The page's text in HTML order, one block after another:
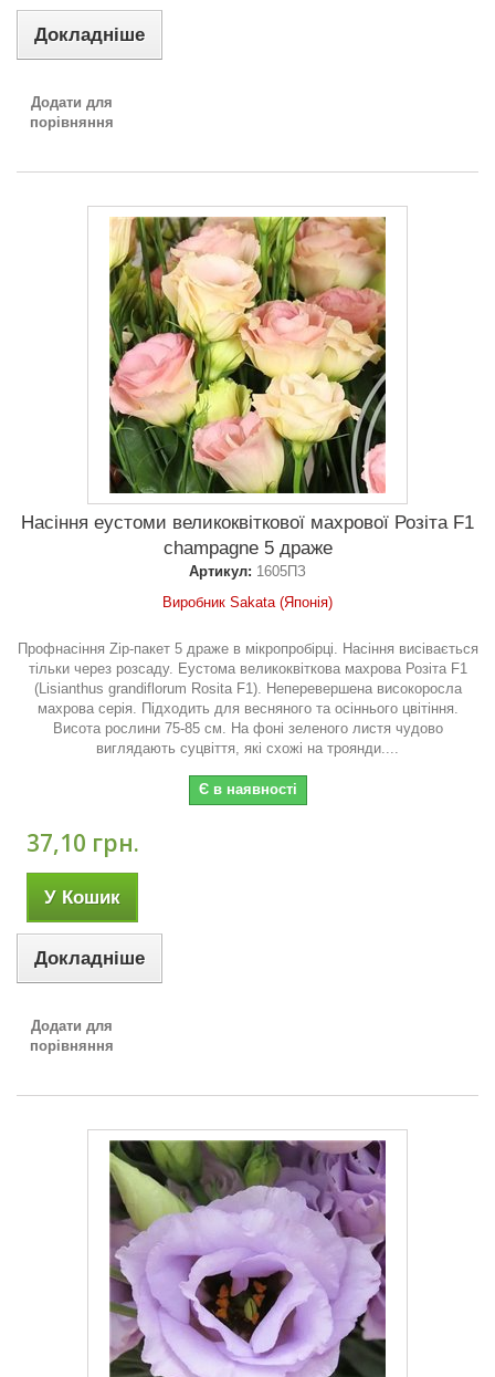
Докладніше
Додати для
порівняння
Насіння еустоми великоквіткової махрової Розіта F1
champagne 5 драже
Артикул: 1605ПЗ
Виробник Sakata (Японія)
Профнасіння Zip-пакет 5 драже в мікропробірці. Насіння висівається
тільки через розсаду. Еустома великоквіткова махрова Розіта F1
(Lisianthus grandiflorum Rosita F1). Неперевершена високоросла
махрова серія. Підходить для весняного та осіннього цвітіння.
Висота рослини 75-85 см. На фоні зеленого листя чудово
виглядають суцвіття, які схожі на троянди....
Є в наявності
37,10 грн.
У Кошик
Докладніше
Додати для
порівняння